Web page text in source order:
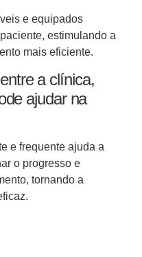
e equipados
estimulando a
mais eficiente.
a clínica,
ajudar na
e frequente ajuda a
o progresso e
tornando a